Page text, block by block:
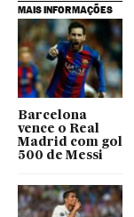
MAIS INFORMAÇÕES
Barcelona
vence o Real
Madrid com gol
500 de Messi